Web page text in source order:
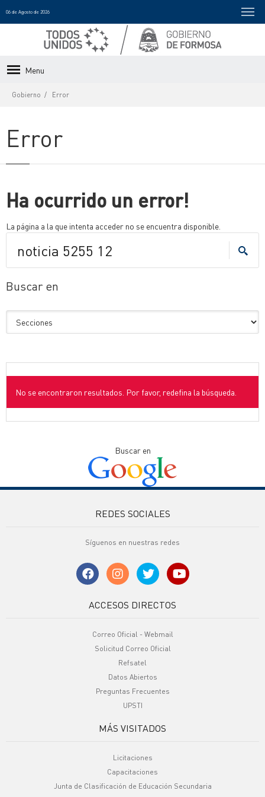
06 de Agosto de 2026
Menu
Gobierno Error
Error
Ha ocurrido un error!
La página a la que intenta acceder no se encuentra disponible.
Buscar en
No se encontraron resultados. Por favor, redefina la búsqueda.
Buscar en
REDES SOCIALES
Síguenos en nuestras redes
ACCESOS DIRECTOS
Correo Oficial - Webmail
Solicitud Correo Oficial
Refsatel
Datos Abiertos
Preguntas Frecuentes
UPSTI
MÁS VISITADOS
Licitaciones
Capacitaciones
Junta de Clasificación de Educación Secundaria